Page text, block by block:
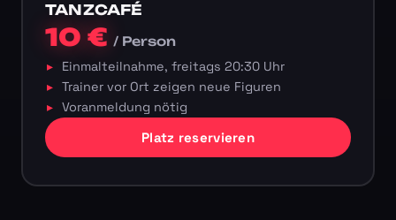
TANZCAFÉ
10 €/ Person
Einmalteilnahme, freitags 20:30 Uhr
Trainer vor Ort zeigen neue Figuren
Voranmeldung nötig
Platz reservieren